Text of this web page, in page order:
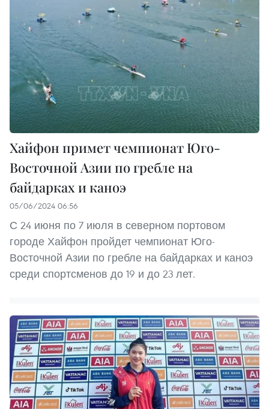
Хайфон примет чемпионат Юго-
Восточной Азии по гребле на
байдарках и каноэ
05/06/2024 06:56
С 24 июня по 7 июля в северном портовом
городе Хайфон пройдет чемпионат Юго-
Восточной Азии по гребле на байдарках и каноэ
среди спортсменов до 19 и до 23 лет.